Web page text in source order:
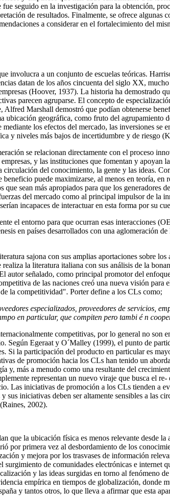
seguido en la investigación para la obtención,
de resultados. Finalmente, se ofrece
a considerar en el fortalecimiento del
involucra a un conjunto de escuelas teóricas.
datan de los años cincuenta del siglo XX,
(Hoover, 1937). La historia ha demostrado
parecen agruparse. El concepto de
Marshall demostró que podían obtenerse
ubicación geográfica, como fruto del
los efectos del mercado, las inversiones se
y niveles más bajos de incertidumbre y de riesgo
se relacionan directamente con el proceso
y las instituciones que fomentan y
del conocimiento, la gente y las ideas.
puede maximizarse, al menos en teoría, en
sean más apropiados para que los
del mercado como al principal impulsor de la
incapaces de interactuar en esta forma por su
el entorno para que ocurran esas interacciones
en países desarrollados con una aglomeración
sajona con sus amplias aportaciones sobre
la literatura italiana con sus análisis de la
autor señalado, como principal promotor del
de las naciones creó una nueva visión
la competitividad". Porter define a los CLs como;
especializados, proveedores de servicios,
en particular, que compiten pero tambi é n
competitivas, por lo general no son
Según Egeraat y O´Malley (1999), el punto de
Si la participación del producto en particular es
de promoción hacia los CLs han tenido un
más a menudo como una resultante del
representan un nuevo viraje que busca el
Las iniciativas de promoción a los CLs tienden a
iniciativas deben ser altamente sensibles a las
2002).
que la ubicación física es menos relevante
primera vez al desbordamiento de los
y mejora por los trasvases de información
de comunidades electrónicas e internet
y las ideas surgidas en torno al fenómeno
empírica en tiempos de globalización, donde
y tantos otros, lo que lleva a afirmar que esta